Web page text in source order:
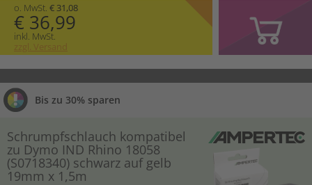
o. MwSt. € 31,08
€ 36,99
inkl. MwSt.
zzgl. Versand
Bis zu 30% sparen
Schrumpfschlauch kompatibel
zu Dymo IND Rhino 18058
(S0718340) schwarz auf gelb
19mm x 1,5m